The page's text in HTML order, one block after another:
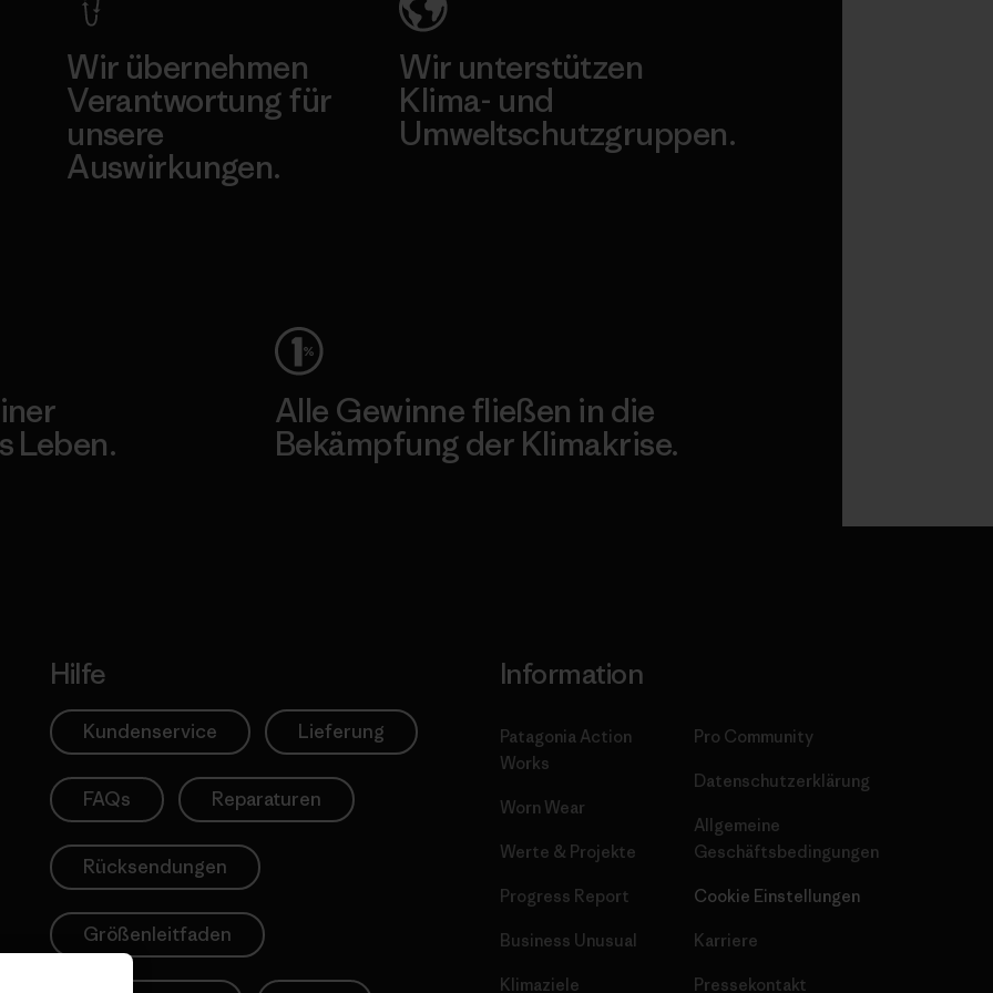
Wir übernehmen
Verantwortung für
unsere
Auswirkungen.
Wir unterstützen
Klima- und
Umweltschutzgruppen.
Leben.
Alle Gewinne fließen in die
Bekämpfung der Klimakrise.
Hilfe
Kundenservice Lieferung
FAQs Reparaturen
Rücksendungen
Größenleitfaden
Information
Patagonia Action
Works
Worn Wear
Werte & Projekte
Progress Report
Business Unusual
Klimaziele
Pro Community
Datenschutzerklärung
Allgemeine
Geschäftsbedingungen
Cookie Einstellungen
Karriere
Pressekontakt